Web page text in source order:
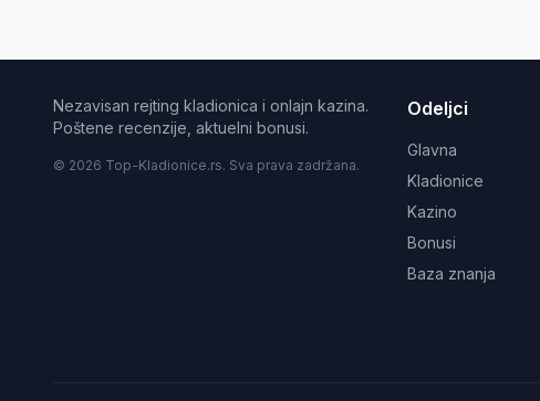
Nezavisan rejting kladionica i onlajn kazina.
Poštene recenzije, aktuelni bonusi.
© 2026 Top-Kladionice.rs. Sva prava zadržana.
Odeljci
Glavna
Kladionice
Kazino
Bonusi
Baza znanja